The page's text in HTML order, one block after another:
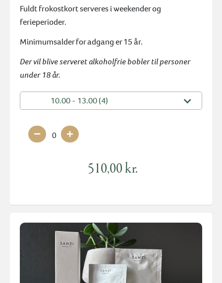
Fuldt frokostkort serveres i weekender og
ferieperioder.
Minimumsalder for adgang er 15 år.
Der vil blive serveret alkoholfrie bobler til personer
under 18 år.
10.00 - 13.00 (4)
0
510,00 kr.